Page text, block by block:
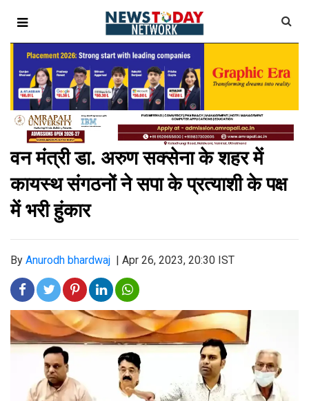
वन मंत्री डा. अरुण सक्सेना के शहर में
कायस्थ संगठनों ने सपा के प्रत्याशी के पक्ष
में भरी हुंकार
By Anurodh bhardwaj Apr 26, 2023, 20:30 IST